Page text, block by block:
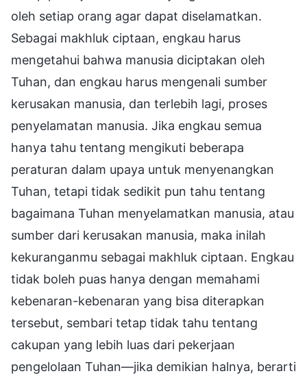
oleh setiap orang agar dapat diselamatkan.
Sebagai makhluk ciptaan, engkau harus
mengetahui bahwa manusia diciptakan oleh
Tuhan, dan engkau harus mengenali sumber
kerusakan manusia, dan terlebih lagi, proses
penyelamatan manusia. Jika engkau semua
hanya tahu tentang mengikuti beberapa
peraturan dalam upaya untuk menyenangkan
Tuhan, tetapi tidak sedikit pun tahu tentang
bagaimana Tuhan menyelamatkan manusia, atau
sumber dari kerusakan manusia, maka inilah
kekuranganmu sebagai makhluk ciptaan. Engkau
tidak boleh puas hanya dengan memahami
kebenaran-kebenaran yang bisa diterapkan
tersebut, sembari tetap tidak tahu tentang
cakupan yang lebih luas dari pekerjaan
pengelolaan Tuhan—jika demikian halnya, berarti